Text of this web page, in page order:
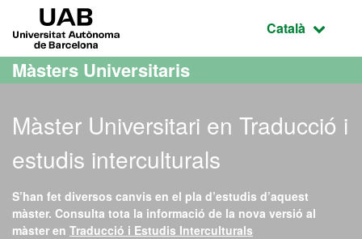
Ves al contingut principal
Ves a la navegació de la pàgina
Idioma
Català
Màsters Universitaris
Màster Universitari en Traducció i
estudis interculturals
S’han fet diversos canvis en el pla d’estudis d’aquest
màster. Consulta tota la informació de la nova versió al
màster en Traducció i Estudis Interculturals